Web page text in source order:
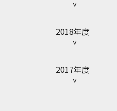
2018年度
2017年度